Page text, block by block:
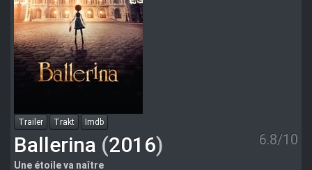
Trailer Trakt Imdb
Ballerina (2016) 6.8/10
Une étoile va naître